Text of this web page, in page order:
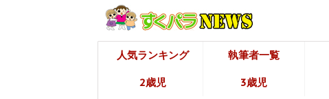
人気ランキング 執筆者一覧
2歳児 3歳児